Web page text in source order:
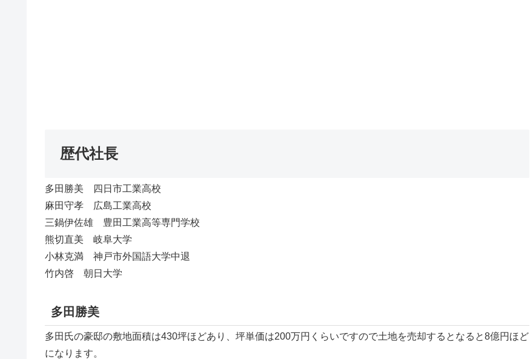
歴代社長
多田勝美 四日市工業高校
麻田守孝 広島工業高校
三鍋伊佐雄 豊田工業高等専門学校
熊切直美 岐阜大学
小林克満 神戸市外国語大学中退
竹内啓 朝日大学
多田勝美
多田氏の豪邸の敷地面積は430坪ほどあり、坪単価は200万円くらいですので土地を売却するとなると8億円ほど
になります。